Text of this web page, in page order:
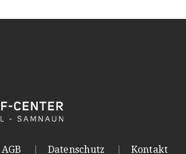
AGB Datenschutz Kontakt